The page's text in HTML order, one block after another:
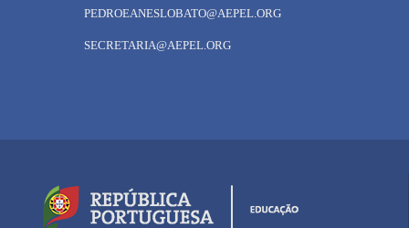
PEDROEANESLOBATO@AEPEL.ORG
SECRETARIA@AEPEL.ORG